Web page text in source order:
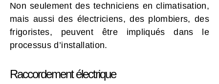
Non seulement des techniciens en climatisation,
mais aussi des électriciens, des plombiers, des
frigoristes, peuvent être impliqués dans le
processus d’installation.
Raccordement électrique